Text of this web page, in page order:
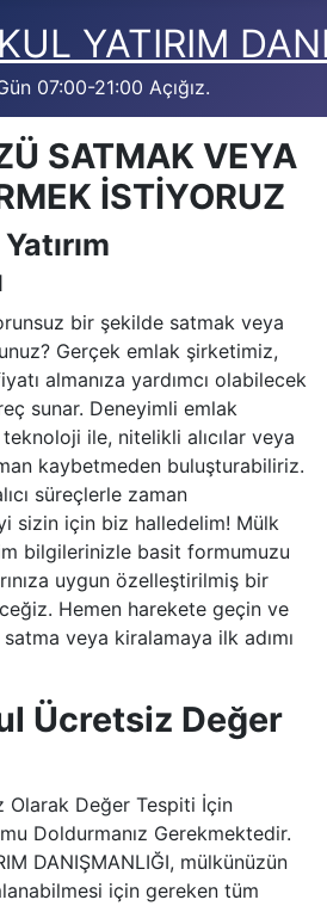
YATIRIM
07:00-21:00 Açığız.
SATMAK VEYA
İSTİYORUZ
bir şekilde satmak veya
Gerçek emlak şirketimiz,
almanıza yardımcı olabilecek
sunar. Deneyimli emlak
ile, nitelikli alıcılar veya
kaybetmeden buluşturabiliriz.
süreçlerle zaman
sizin için biz halledelim! Mülk
bilgilerinizle basit formumuzu
uygun özelleştirilmiş bir
Hemen harekete geçin ve
veya kiralamaya ilk adımı
Ücretsiz Değer
Olarak Değer Tespiti İçin
Doldurmanız Gerekmektedir.
DANIŞMANLIĞI, mülkünüzün
için gereken tüm